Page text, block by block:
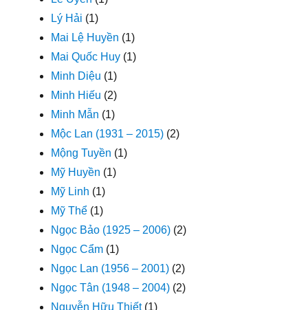
Lý Hải (1)
Mai Lệ Huyền (1)
Mai Quốc Huy (1)
Minh Diệu (1)
Minh Hiếu (2)
Minh Mẫn (1)
Mộc Lan (1931 – 2015) (2)
Mộng Tuyền (1)
Mỹ Huyền (1)
Mỹ Linh (1)
Mỹ Thể (1)
Ngọc Bảo (1925 – 2006) (2)
Ngọc Cẩm (1)
Ngọc Lan (1956 – 2001) (2)
Ngọc Tân (1948 – 2004) (2)
Nguyễn Hữu Thiết(1)